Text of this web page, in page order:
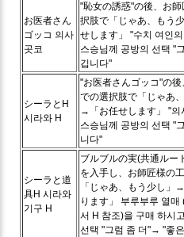
お医者さん
ゴッコ 의사
곳코
"恥女の誘惑"の後、お
択肢で「じゃあ、もう
せします」
"수치 여인
스승님께 공방의 선택 "
깁니다"
シーラとH
시라와 H
"お医者さんゴッコ"の
での選択肢で「じゃあ、
→「お任せします」
"의
스승님께 공방의 선택 "
니다"
シーラと道
具H 시라와
기구 H
ブルブルの実(共通ルー
を入手し、お師匠様の
「じゃあ、もう少し」
ります」
부루부루 열매
서 H 참조)을 구매 하시
선택 "그럼 좀 더"→ "좋